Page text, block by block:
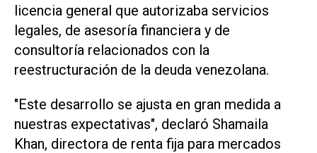
licencia general que autorizaba servicios
legales, de asesoría financiera y de
consultoría relacionados con la
reestructuración de la deuda venezolana.
"Este desarrollo se ajusta en gran ‌medida a
nuestras expectativas", declaró Shamaila
Khan, directora de renta fija para mercados